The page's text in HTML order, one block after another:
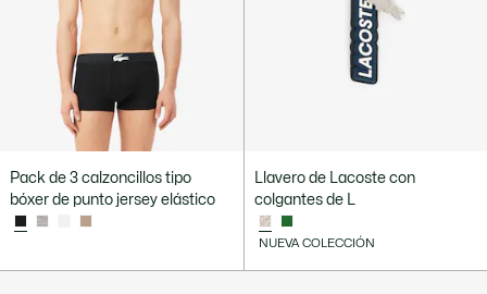
Pack de 3 calzoncillos tipo
bóxer de punto jersey elástico
Llavero de Lacoste con
colgantes de L
NUEVA COLECCIÓN